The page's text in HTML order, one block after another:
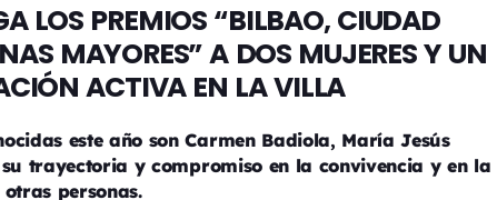
LOS PREMIOS “BILBAO, CIUDAD
MAYORES” A DOS MUJERES Y UN
ACTIVA EN LA VILLA
este año son Carmen Badiola, María Jesús
trayectoria y compromiso en la convivencia y en la
personas.